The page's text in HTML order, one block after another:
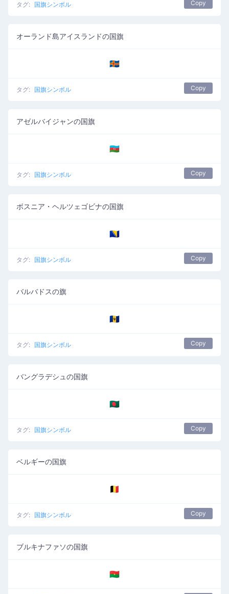
タグ: 国旗シンボル Copy
オーランド島アイスランドの国旗
🇦🇽
タグ: 国旗シンボル Copy
アゼルバイジャンの国旗
🇦🇿
タグ: 国旗シンボル Copy
ボスニア・ヘルツェゴビナの国旗
🇧🇦
タグ: 国旗シンボル Copy
バルバドスの旗
🇧🇧
タグ: 国旗シンボル Copy
バングラデシュの国旗
🇧🇩
タグ: 国旗シンボル Copy
ベルギーの国旗
🇧🇪
タグ: 国旗シンボル Copy
ブルキナファソの国旗
🇧🇫